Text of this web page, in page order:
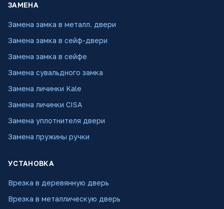
ЗАМЕНА
Замена замка в металл. двери
Замена замка в сейф-двери
Замена замка в сейфе
Замена сувальдного замка
Замена личинки Kale
Замена личинки CISA
Замена уплотнителя двери
Замена пружины ручки
УСТАНОВКА
Врезка в деревянную дверь
Врезка в металлическую дверь